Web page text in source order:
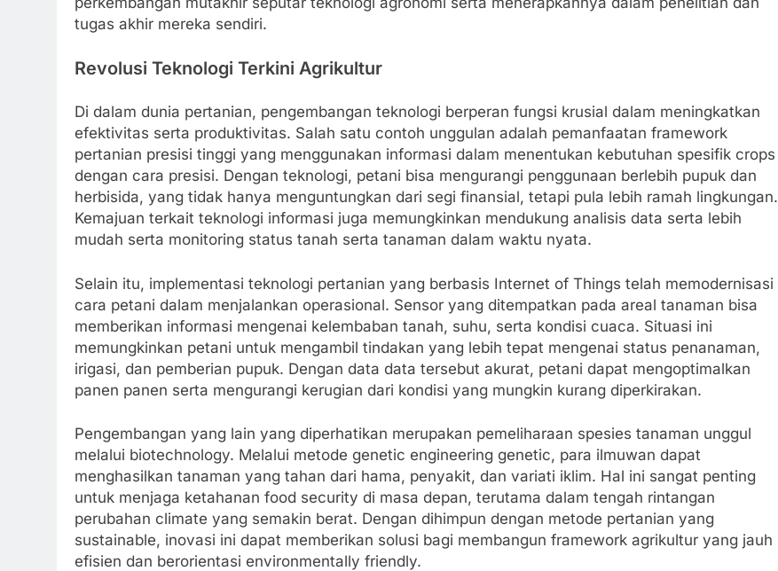
tugas akhir mereka sendiri.
Revolusi Teknologi Terkini Agrikultur
Di dalam dunia pertanian, pengembangan teknologi berperan fungsi krusial dalam meningkatkan
efektivitas serta produktivitas. Salah satu contoh unggulan adalah pemanfaatan framework
pertanian presisi tinggi yang menggunakan informasi dalam menentukan kebutuhan spesifik crops
dengan cara presisi. Dengan teknologi, petani bisa mengurangi penggunaan berlebih pupuk dan
herbisida, yang tidak hanya menguntungkan dari segi finansial, tetapi pula lebih ramah lingkungan.
Kemajuan terkait teknologi informasi juga memungkinkan mendukung analisis data serta lebih
mudah serta monitoring status tanah serta tanaman dalam waktu nyata.
Selain itu, implementasi teknologi pertanian yang berbasis Internet of Things telah memodernisasi
cara petani dalam menjalankan operasional. Sensor yang ditempatkan pada areal tanaman bisa
memberikan informasi mengenai kelembaban tanah, suhu, serta kondisi cuaca. Situasi ini
memungkinkan petani untuk mengambil tindakan yang lebih tepat mengenai status penanaman,
irigasi, dan pemberian pupuk. Dengan data data tersebut akurat, petani dapat mengoptimalkan
panen panen serta mengurangi kerugian dari kondisi yang mungkin kurang diperkirakan.
Pengembangan yang lain yang diperhatikan merupakan pemeliharaan spesies tanaman unggul
melalui biotechnology. Melalui metode genetic engineering genetic, para ilmuwan dapat
menghasilkan tanaman yang tahan dari hama, penyakit, dan variati iklim. Hal ini sangat penting
untuk menjaga ketahanan food security di masa depan, terutama dalam tengah rintangan
perubahan climate yang semakin berat. Dengan dihimpun dengan metode pertanian yang
sustainable, inovasi ini dapat memberikan solusi bagi membangun framework agrikultur yang jauh
efisien dan berorientasi environmentally friendly.